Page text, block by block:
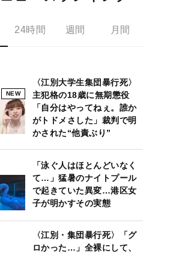
24時間 週間 月間
NEW
〈江別大学生集団暴行死〉
主犯格の18歳に無期懲役
「自分はやってねぇ。誰か
がトドメさした」裁判で明
かされた“他責ぶり”
「泳ぐ人はほとんどいなく
て…」猛暑のナイトプール
で起きていた異変…港区女
子が明かすその実態
〈江別・集団暴行死〉「グ
ロかった…」全裸にして、